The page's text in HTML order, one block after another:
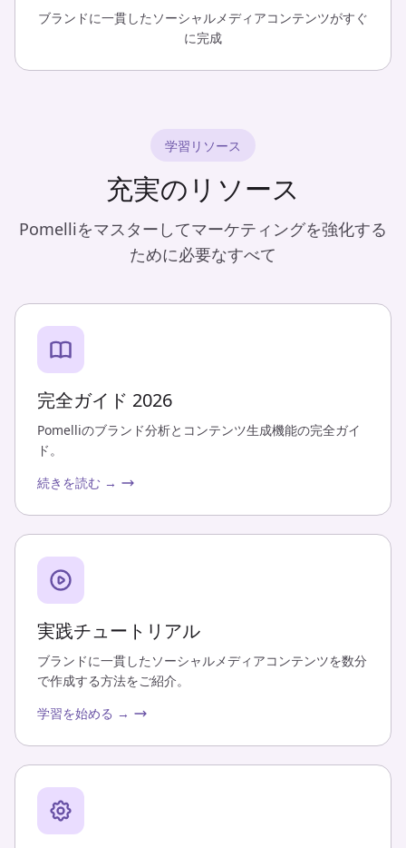
ブランドに一貫したソーシャルメディアコンテンツがすぐ
に完成
学習リソース
充実のリソース
Pomelliをマスターしてマーケティングを強化する
ために必要なすべて
完全ガイド 2026
Pomelliのブランド分析とコンテンツ生成機能の完全ガイ
ド。
続きを読む →
実践チュートリアル
ブランドに一貫したソーシャルメディアコンテンツを数分
で作成する方法をご紹介。
学習を始める →